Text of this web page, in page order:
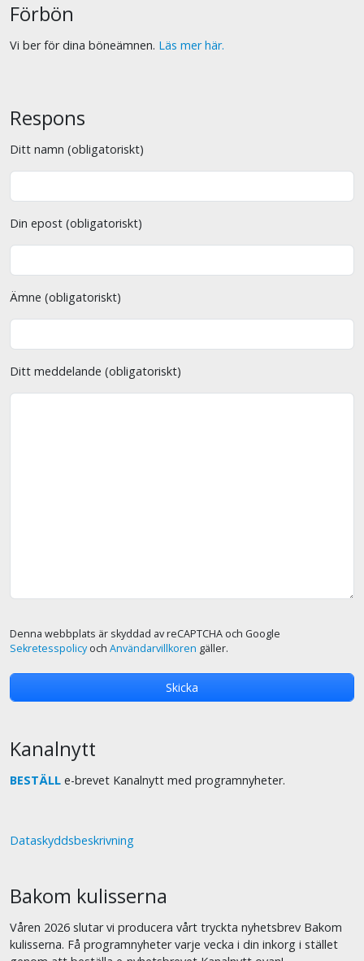
Förbön
Vi ber för dina böneämnen. Läs mer här.
Respons
Ditt namn (obligatoriskt)
Din epost (obligatoriskt)
Ämne (obligatoriskt)
Ditt meddelande (obligatoriskt)
Denna webbplats är skyddad av reCAPTCHA och Google
Sekretesspolicyoch Användarvillkoren gäller.
Kanalnytt
BESTÄLL e-brevet Kanalnytt med programnyheter.
Dataskyddsbeskrivning
Bakom kulisserna
Våren 2026 slutar vi producera vårt tryckta nyhetsbrev Bakom
kulisserna. Få programnyheter varje vecka i din inkorg i stället